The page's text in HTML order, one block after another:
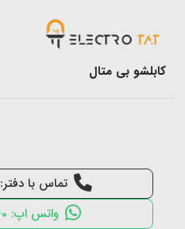
کابلشو بی متال
تماس با دفتر: 33976291-021
واتس اپ: 2906860-0930